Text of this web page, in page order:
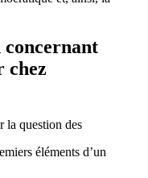
concernant
chez
la question des
éléments d’un